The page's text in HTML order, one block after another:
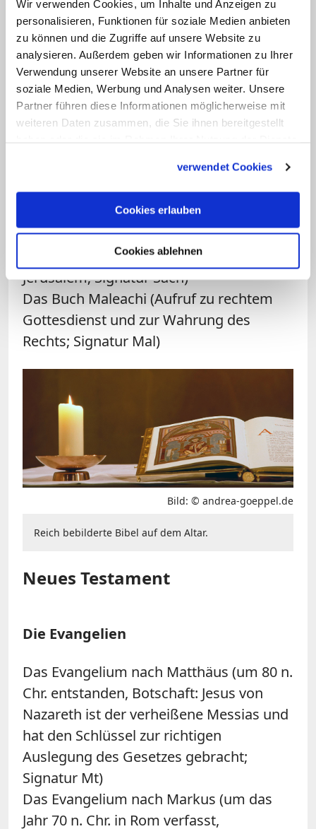
Wir verwenden Cookies, um Inhalte und Anzeigen zu
personalisieren, Funktionen für soziale Medien anbieten
zu können und die Zugriffe auf unsere Website zu
analysieren. Außerdem geben wir Informationen zu Ihrer
Verwendung unserer Website an unsere Partner für
soziale Medien, Werbung und Analysen weiter. Unsere
Partner führen diese Informationen möglicherweise mit
weiteren Daten zusammen, die Sie ihnen bereitgestellt
verwendet Cookies
Cookies erlauben
Cookies ablehnen
Gericht mit der Botschaft: Nur wer
glaubt, wird gerettet; Signatur Hab)
Das Buch Zefanja (Ankündigung eines
"Tags des Zorns" für Israel und alle
Völker und Verheißung einer Heilszeit;
Signatur Zef)
Tempels nach dem babylonischen Exil;
Signatur Hag)
Das Buch Sacharja (Überwindung der
Unterdrückung und die Neuerrichtung
des Tempels; Kampf der Völker um
Jerusalem; Signatur Sach)
Das Buch Maleachi (Aufruf zu rechtem
Gottesdienst und zur Wahrung des
Rechts; Signatur Mal)
Bild: © andrea-goeppel.de
Reich bebilderte Bibel auf dem Altar.
Neues Testament
Die Evangelien
Das Evangelium nach Matthäus (um 80 n.
Chr. entstanden, Botschaft: Jesus von
Nazareth ist der verheißene Messias und
hat den Schlüssel zur richtigen
Auslegung des Gesetzes gebracht;
Signatur Mt)
Das Evangelium nach Markus (um das
Jahr 70 n. Chr. in Rom verfasst,